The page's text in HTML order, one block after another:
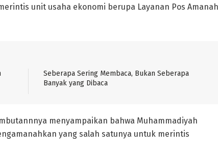
unit usaha ekonomi berupa Layanan Pos Amanah
Seberapa Sering Membaca, Bukan Seberapa
Banyak yang Dibaca
menyampaikan bahwa Muhammadiyah
yang salah satunya untuk merintis